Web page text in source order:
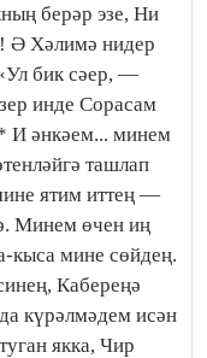
берәр эзе, Ни
Ә Хәлимә нидер
бик сәер, —
инде Сорасам
И әнкәем... минем
ташлап
ятим иттең —
Минем өчен иң
кыса мине сөйдең.
Кабереңә
күрәлмәдем исән
якка, Чир